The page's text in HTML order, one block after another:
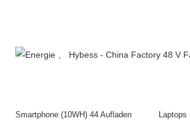
Smartphone (10WH) 44 Aufladen